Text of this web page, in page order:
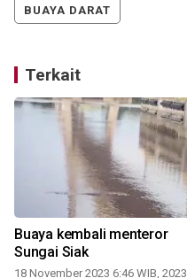
BUAYA DARAT
Terkait
Buaya kembali menteror
Sungai Siak
18 November 2023 6:46 WIB, 2023